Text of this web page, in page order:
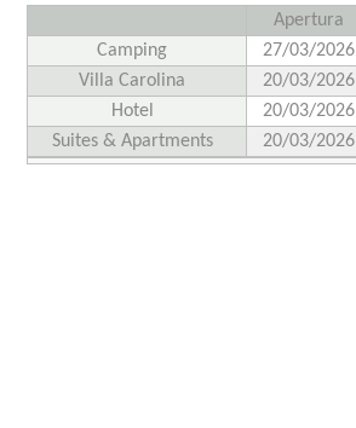
Apertura
Camping
27/03/2026
Villa Carolina
20/03/2026
Hotel
20/03/2026
Suites & Apartments
20/03/2026